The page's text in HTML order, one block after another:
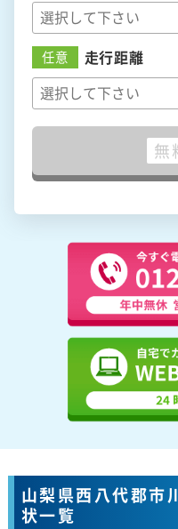
任意 走行距離
無
山梨県西八代郡市
状一覧